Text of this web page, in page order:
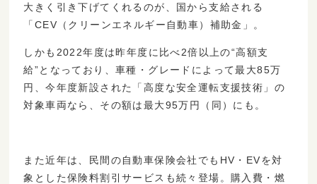
大きく引き下げてくれるのが、国から支給される
「CEV（クリーンエネルギー自動車）補助金」。
しかも2022年度は昨年度に比べ2倍以上の“高額支
給”となっており、車種・グレードによって最大85万
円、今年度新設された「高度な安全運転支援技術」の
対象車両なら、その額は最大95万円（同）にも。
また近年は、民間の自動車保険会社でもHV・EVを対
象とした保険料割引サービスも続々登場。購入費・燃